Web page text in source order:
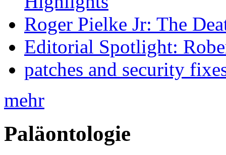
Roger Pielke Jr: The
Editorial Spotlight:
patches and security
mehr
Paläontologie